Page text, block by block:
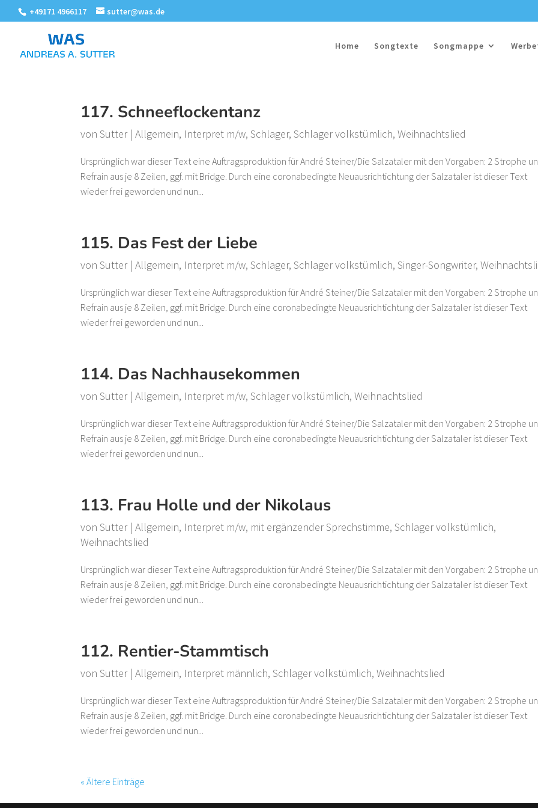
+49171 4966117 sutter@was.de
Home Songtexte Songmappe
117. Schneeflockentanz
vonSutter|Allgemein, Interpret m/w,Schlager,Schlager volkstümlich,Weihnachtslied
Ursprünglich war dieser Text eine Auftragsproduktion für André Steiner/Die Salzataler mit den Vorgaben: 2 Strophe
Refrain aus je 8 Zeilen, ggf. mit Bridge. Durch eine coronabedingte Neuausrichtichtung der Salzataler ist dieser Text
wieder frei geworden und nun...
115. Das Fest der Liebe
vonSutter|Allgemein, Interpret m/w,Schlager,Schlager volkstümlich,Singer-Songwriter,
Ursprünglich war dieser Text eine Auftragsproduktion für André Steiner/Die Salzataler mit den Vorgaben: 2 Strophe
Refrain aus je 8 Zeilen, ggf. mit Bridge. Durch eine coronabedingte Neuausrichtichtung der Salzataler ist dieser Text
wieder frei geworden und nun...
114. Das Nachhausekommen
vonSutter|Allgemein, Interpret m/w,Schlager volkstümlich,Weihnachtslied
Ursprünglich war dieser Text eine Auftragsproduktion für André Steiner/Die Salzataler mit den Vorgaben: 2 Strophe
Refrain aus je 8 Zeilen, ggf. mit Bridge. Durch eine coronabedingte Neuausrichtichtung der Salzataler ist dieser Text
wieder frei geworden und nun...
113. Frau Holle und der Nikolaus
vonSutter|Allgemein, Interpret m/w, mit ergänzender Sprechstimme,Schlager volkstümlich,
Weihnachtslied
Ursprünglich war dieser Text eine Auftragsproduktion für André Steiner/Die Salzataler mit den Vorgaben: 2 Strophe
Refrain aus je 8 Zeilen, ggf. mit Bridge. Durch eine coronabedingte Neuausrichtichtung der Salzataler ist dieser Text
wieder frei geworden und nun...
112. Rentier-Stammtisch
vonSutter|Allgemein, Interpret männlich,Schlager volkstümlich,Weihnachtslied
Ursprünglich war dieser Text eine Auftragsproduktion für André Steiner/Die Salzataler mit den Vorgaben: 2 Strophe
Refrain aus je 8 Zeilen, ggf. mit Bridge. Durch eine coronabedingte Neuausrichtichtung der Salzataler ist dieser Text
wieder frei geworden und nun...
« Ältere Einträge